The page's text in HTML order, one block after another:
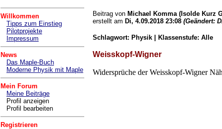
Willkommen
Tipps zum Einstieg
Pilotprojekte
Impressum
News
Das Maple-Buch
Moderne Physik mit Maple
Mein Forum
Meine Beiträge
Profil anzeigen
Profil bearbeiten
Registrieren
Beitrag von Michael Komma (Isolde Kurz
erstellt am Di, 4.09.2018 23:08 (Geändert:
Schlagwort: Physik | Klassenstufe: Alle
Weisskopf-Wigner
Widersprüche der Weisskopf-Wigner